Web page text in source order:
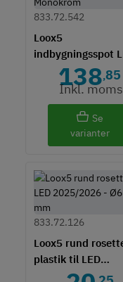
Loox5
indbygningsspot
2094 - 12V -
Bronzefarvet -
Monokrom
833.72.542
138,85
Inkl. moms
Se
varianter
Loox5 rund
plastik til LED
2025/2026 - Ø58
833.72.126